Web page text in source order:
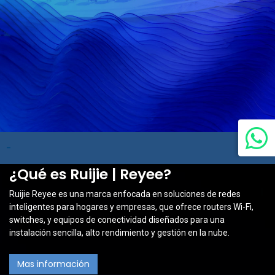
-
¿Qué es Ruijie | Reyee?
Ruijie Reyee es una marca enfocada en soluciones de redes
inteligentes para hogares y empresas, que ofrece routers Wi-Fi,
switches, y equipos de conectividad diseñados para una
instalación sencilla, alto rendimiento y gestión en la nube.
Mas información